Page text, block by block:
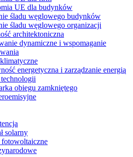
UE dla budynków
śladu węglowego budynków
śladu węglowego organizacji
architektoniczna
dynamiczne i wspomaganie
energetyczna i zarządzanie energią
obiegu zamkniętego
solarny